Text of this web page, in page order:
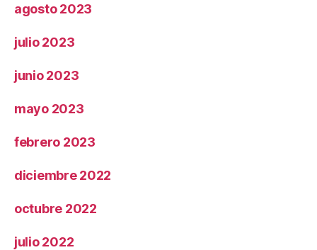
agosto 2023
julio 2023
junio 2023
mayo 2023
febrero 2023
diciembre 2022
octubre 2022
julio 2022